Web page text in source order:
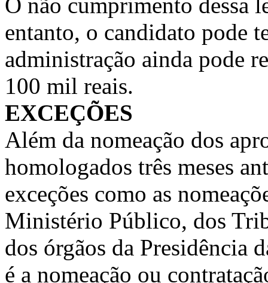
O não cumprimento dessa
entanto, o candidato pode
administração ainda pode
100 mil reais.
EXCEÇÕES
Além da nomeação dos
homologados três meses
exceções como as
Ministério Público, dos
dos órgãos da Presidência
é a nomeação ou